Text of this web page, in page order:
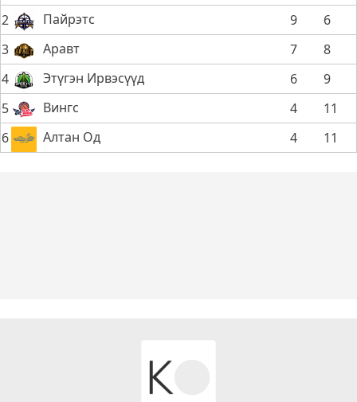
2
Пайрэтс 9
6
3
Аравт 7
8
4
Этүгэн Ирвэсүүд 6
9
5
Вингс 4
11
6
Алтан Од 4 11